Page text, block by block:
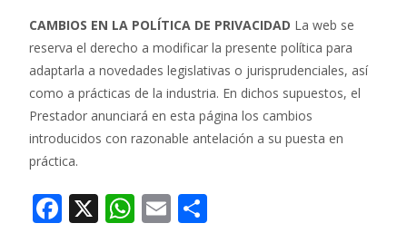
CAMBIOS EN LA POLÍTICA DE PRIVACIDAD La web se
reserva el derecho a modificar la presente política para
adaptarla a novedades legislativas o jurisprudenciales, así
como a prácticas de la industria. En dichos supuestos, el
Prestador anunciará en esta página los cambios
introducidos con razonable antelación a su puesta en
práctica.
F X W E